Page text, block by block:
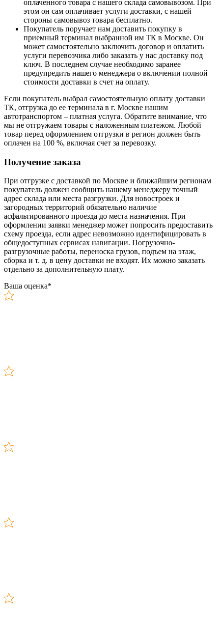
оплаченного товара с нашего склада самовывозом. При
этом он сам оплачивает услуги доставки, с нашей
стороны самовывоз товара бесплатно.
Покупатель поручает нам доставить покупку в
приемный терминал выбранной им ТК в Москве. Он
может самостоятельно заключить договор и оплатить
услуги перевозчика либо заказать у нас доставку под
ключ. В последнем случае необходимо заранее
предупредить нашего менеджера о включении полной
стоимости доставки в счет на оплату.
Если покупатель выбрал самостоятельную оплату доставки
ТК, отгрузка до ее терминала в г. Москве нашим
автотранспортом – платная услуга. Обратите внимание, что
мы не отгружаем товары с наложенным платежом. Любой
товар перед оформлением отгрузки в регион должен быть
оплачен на 100 %, включая счет за перевозку.
Получение заказа
При отгрузке с доставкой по Москве и ближайшим регионам
покупатель должен сообщить нашему менеджеру точный
адрес склада или места разгрузки. Для новостроек и
загородных территорий обязательно наличие
асфальтированного проезда до места назначения. При
оформлении заявки менеджер может попросить предоставить
схему проезда, если адрес невозможно идентифицировать в
общедоступных сервисах навигации. Погрузочно-
разгрузочные работы, переноска грузов, подъем на этаж,
сборка и т. д. в цену доставки не входят. Их можно заказать
отдельно за дополнительную плату.
Ваша оценка*